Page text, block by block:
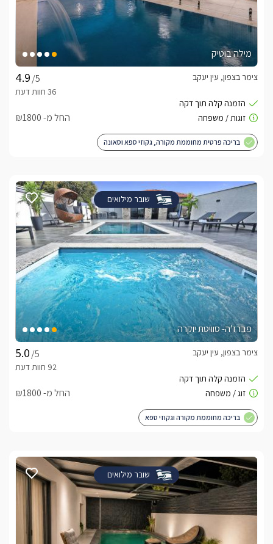
מילה בוטיק
/5
צימר בצפון, עין יעקב
החל מ- ₪1800
בריכה פרטית מחוממת מקורה, גקוזי ספא וסאונה
שובר מילואים
פברז’ה- סוויטת יוקרה
/5
צימר בצפון, עין יעקב
החל מ- ₪1800
בריכה מחוממת מקורה וגקוזי ספא
שובר מילואים